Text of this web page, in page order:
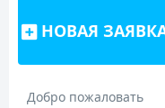
НОВАЯ
Добро пожаловать